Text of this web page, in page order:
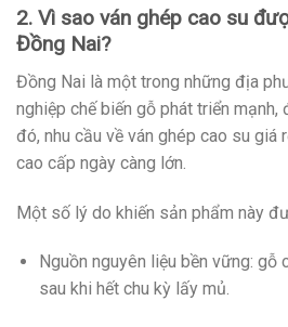
2. Vì sao ván ghép cao su
Đồng Nai?
Đồng Nai là một trong những địa
nghiệp chế biến gỗ phát triển mạnh,
đó, nhu cầu về ván ghép cao su giá
cao cấp ngày càng lớn.
Một số lý do khiến sản phẩm này
Nguồn nguyên liệu bền vững:
sau khi hết chu kỳ lấy mủ.